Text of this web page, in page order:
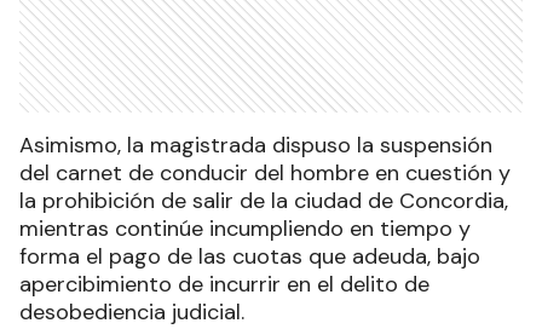
Asimismo, la magistrada dispuso la suspensión
del carnet de conducir del hombre en cuestión y
la prohibición de salir de la ciudad de Concordia,
mientras continúe incumpliendo en tiempo y
forma el pago de las cuotas que adeuda, bajo
apercibimiento de incurrir en el delito de
desobediencia judicial.